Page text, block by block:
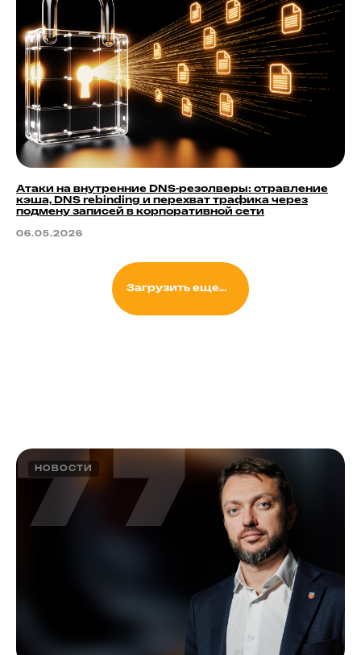
Атаки на внутренние DNS-резолверы: отравление
кэша, DNS rebinding и перехват трафика через
подмену записей в корпоративной сети
06.05.2026
Загрузить еще...
НОВОСТИ